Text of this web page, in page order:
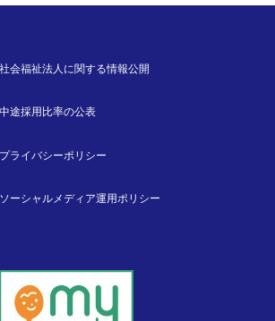
社会福祉法人に関する情報公開
中途採用比率の公表
プライバシーポリシー
ソーシャルメディア運用ポリシー